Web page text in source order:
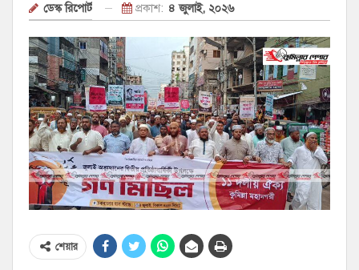
ডেস্ক রিপোর্ট প্রকাশ: ৪ জুলাই, ২০২৬
শেয়ার